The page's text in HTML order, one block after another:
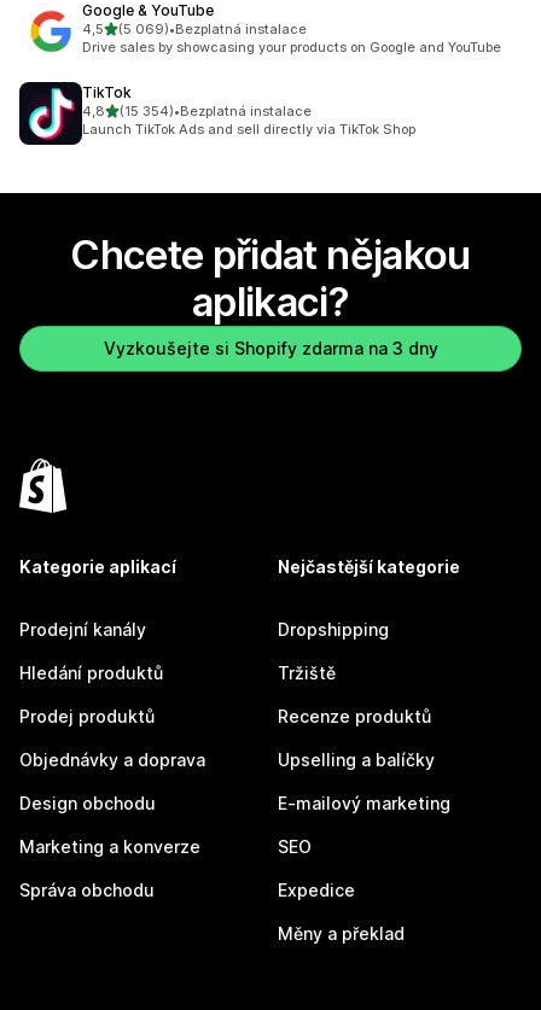
Google & YouTube
4,5z 5 hvězd
(5 069)
Celkový počet recenzí: 5069
•Bezplatná instalace
Drive sales by showcasing your products on Google and YouTube
TikTok
4,8z 5 hvězd
(15 354)
Celkový počet recenzí: 15354
•Bezplatná instalace
Launch TikTok Ads and sell directly via TikTok Shop
Chcete přidat nějakou
aplikaci?
Vyzkoušejte si Shopify zdarma na 3 dny
Kategorie aplikací
Prodejní kanály
Hledání produktů
Prodej produktů
Objednávky a doprava
Design obchodu
Marketing a konverze
Správa obchodu
Nejčastější kategorie
Dropshipping
Tržiště
Recenze produktů
Upselling a balíčky
E-mailový marketing
SEO
Expedice
Měny a překlad